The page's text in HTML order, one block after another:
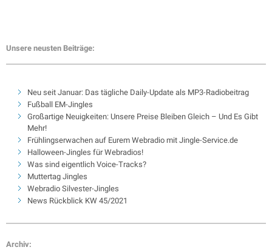
Unsere neusten Beiträge:
Neu seit Januar: Das tägliche Daily-Update als MP3-Radiobeitrag
Fußball EM-Jingles
Großartige Neuigkeiten: Unsere Preise Bleiben Gleich – Und Es Gibt
Mehr!
Frühlingserwachen auf Eurem Webradio mit Jingle-Service.de
Halloween-Jingles für Webradios!
Was sind eigentlich Voice-Tracks?
Muttertag Jingles
Webradio Silvester-Jingles
News Rückblick KW 45/2021
Archiv: